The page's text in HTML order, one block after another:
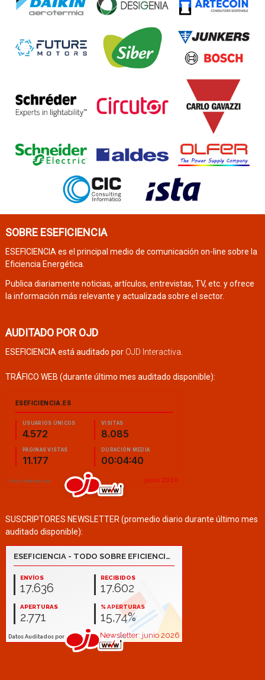
SOBRE ESEFICIENCIA
ESEFICIENCIA es el principal medio de comunicación on-line sobre la
Eficiencia Energética.
Publica diariamente noticias, artículos, entrevistas, TV, etc. y ofrece
la información más relevante y actualizada sobre el sector.
AUDITADO POR OJD
ESEFICIENCIA está auditado por OJD Interactiva.
TRÁFICO WEB (durante último mes auditado disponible):
SUSCRIPTORES NEWSLETTER (promedio diario durante último mes
auditado disponible):